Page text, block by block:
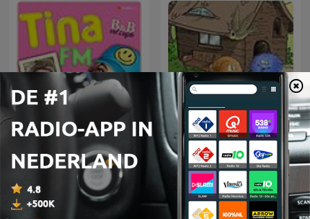
Tina FM: B&B Vol Liefde Bolletje en Pluisje